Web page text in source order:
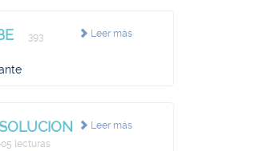
Leer más
393
Leer más
lecturas